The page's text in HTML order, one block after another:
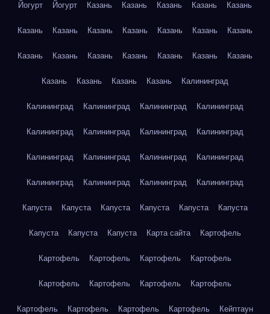
Йогурт Йогурт Казань Казань Казань Казань Казань
Казань Казань Казань Казань Казань Казань Казань
Казань Казань Казань Казань Казань Казань Казань
Казань Казань Казань Казань Калининград
Калининград Калининград Калининград Калининград
Калининград Калининград Калининград Калининград
Калининград Калининград Калининград Калининград
Калининград Калининград Калининград Калининград
Капуста Капуста Капуста Капуста Капуста Капуста
Капуста Капуста Капуста Карта сайта Картофель
Картофель Картофель Картофель Картофель
Картофель Картофель Картофель Картофель
Картофель Картофель Картофель Картофель Кейптаун